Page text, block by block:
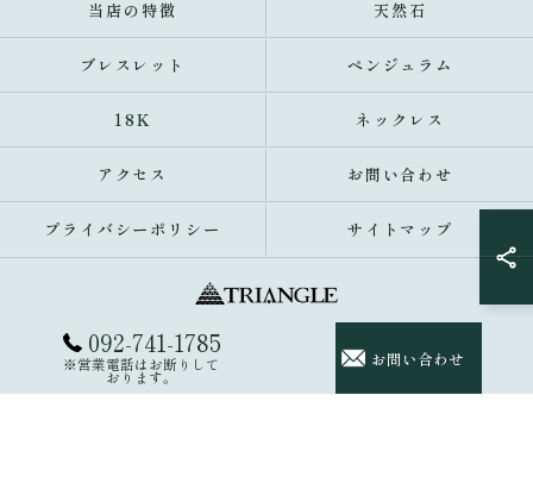
092-741-1785
※営業電話はお断りして
おります。
お問い合わせ
当店の特徴 天然石
ブレスレット ペンジュラム
18K ネックレス
アクセス お問い合わせ
プライバシーポリシー サイトマップ
© 2026 福岡県福岡市のアクセサリーならトライアングル 大名 ALL RIGHTS